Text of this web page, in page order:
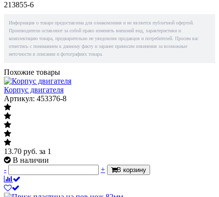
213855-6
Информация о товаре предоставлена для ознакомления и не является публичной офертой.
Производители оставляют за собой право изменять внешний вид, характеристики и
комплектацию товара, предварительно не уведомляя продавцов и потребителей. Просим вас
отнестись с пониманием к данному факту и заранее приносим извинения за возможные
неточности в описании и фотографиях товара.
Похожие товары
Корпус двигателя
Артикул: 453376-8
13.70 руб. за 1
В наличии
-
+ В корзину